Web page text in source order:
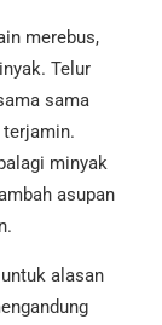
merebus,
Telur
sama
minyak
asupan
alasan